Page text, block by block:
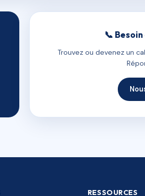
📞
Trouvez ou devenez un
RESSOURCES